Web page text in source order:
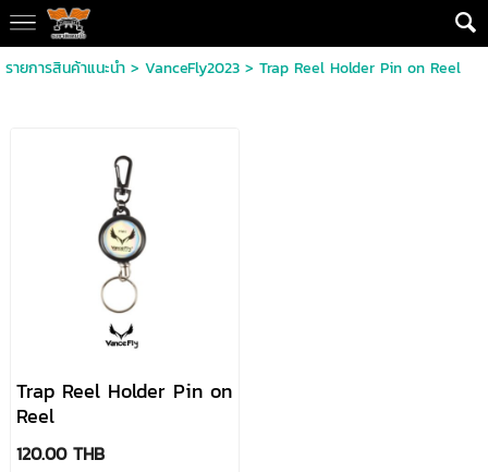
รายการสินค้าแนะนำ> VanceFly2023> Trap Reel Holder Pin on Reel
Trap Reel Holder Pin on
Reel
120.00 THB